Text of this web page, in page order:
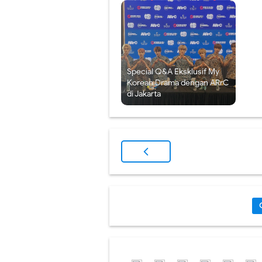
Special Q&A Eksklusif My
Korean Drama dengan ARrC
di Jakarta